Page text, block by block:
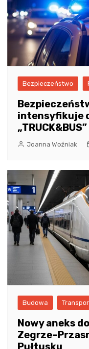
Bezpieczeństwo
intensyfikuje
„TRUCK&BUS”
Joanna Woźniak
Budowa
Nowy aneks